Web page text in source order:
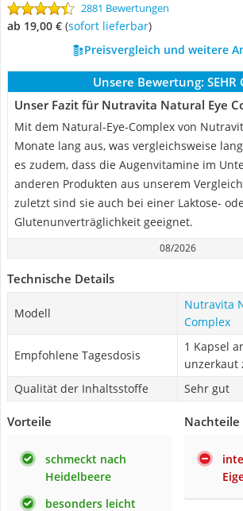
2881 Bewertungen
ab 19,00 € ( Sofort lieferbar)
Preisvergleich und weitere
Unsere Bewertung: SEHR
Unser Fazit für Nutravita Natural Eye
Mit dem Natural-Eye-Complex von
Monate lang aus, was vergleichsweise
es zudem, dass die Augenvitamine im
anderen Produkten aus unserem
zuletzt sind sie auch bei einer Laktose-
Glutenunverträglichkeit geeignet.
08/2026
Technische Details
Modell
Nutravita
Complex
Empfohlene Tagesdosis
1 Kapsel
unzerkaut
Qualität der Inhaltsstoffe
Sehr gut
Vorteile
schmeckt nach
Heidelbeere
besonders leicht
Nachteile